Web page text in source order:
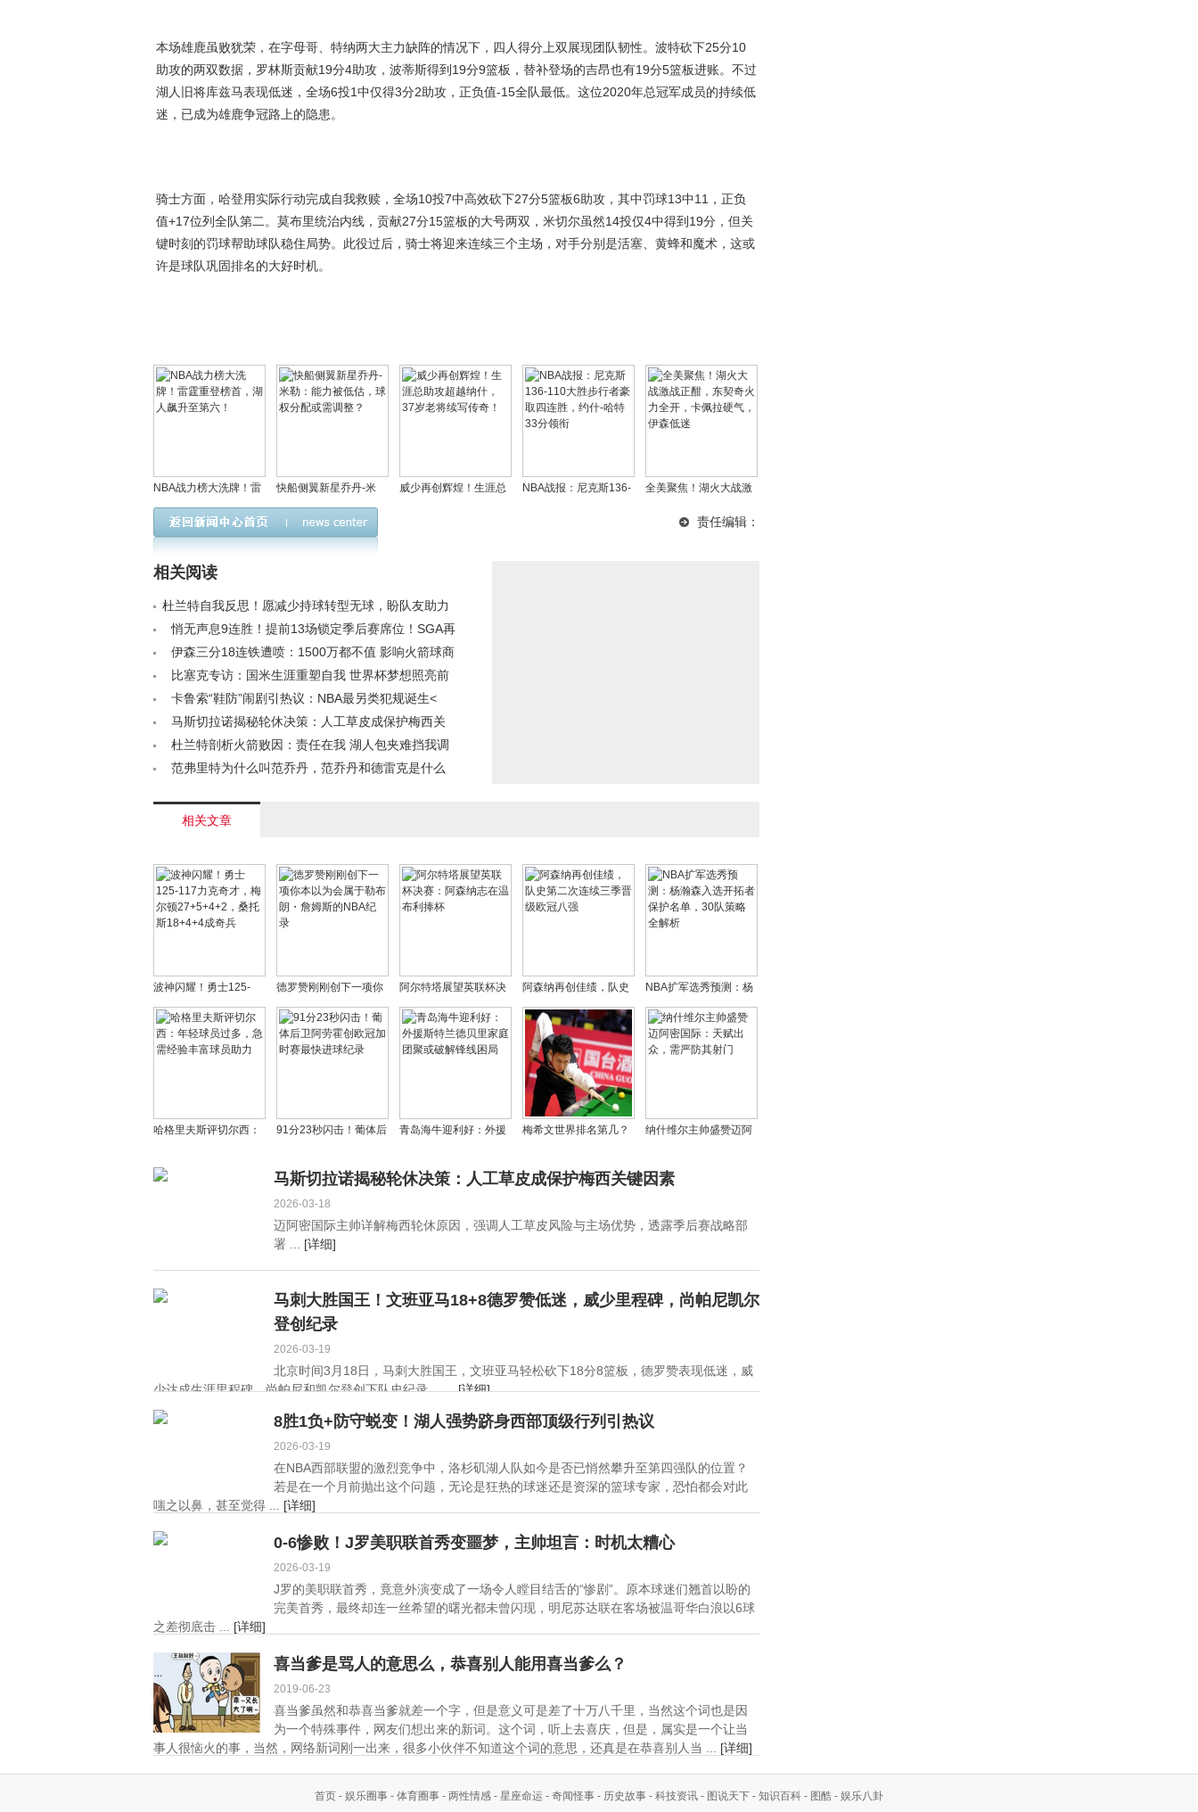
本场雄鹿虽败犹荣，在字母哥、特纳两大主力缺阵的情况下，四人得分上双展现团队韧性。波特砍下25分10
助攻的两双数据，罗林斯贡献19分4助攻，波蒂斯得到19分9篮板，替补登场的吉昂也有19分5篮板进账。不过
湖人旧将库兹马表现低迷，全场6投1中仅得3分2助攻，正负值-15全队最低。这位2020年总冠军成员的持续低
迷，已成为雄鹿争冠路上的隐患。
骑士方面，哈登用实际行动完成自我救赎，全场10投7中高效砍下27分5篮板6助攻，其中罚球13中11，正负
值+17位列全队第二。莫布里统治内线，贡献27分15篮板的大号两双，米切尔虽然14投仅4中得到19分，但关
键时刻的罚球帮助球队稳住局势。此役过后，骑士将迎来连续三个主场，对手分别是活塞、黄蜂和魔术，这或
许是球队巩固排名的大好时机。
NBA战力榜大洗牌！雷
霆重登榜首，湖人飙升
至第六！
快船侧翼新星乔丹-米
勒：能力被低估，球权
威少再创辉煌！生涯总
NBA战报：尼克斯136-
全美聚焦！湖火大战激
开，卡佩拉硬气，伊森
责任编辑：
相关阅读
杜兰特自我反思！愿减少持球转型无球，盼队友助力
破解困境< /a>
悄无声息9连胜！提前13场锁定季后赛席位！SGA再
破NBA纪录，MVP之争已无悬念< /a>
伊森三分18连铁遭喷：1500万都不值 影响火箭球商
先发该给谢泼德< /a>
比塞克专访：国米生涯重塑自我 世界杯梦想照亮前
行路< /a>
卡鲁索“鞋防”闹剧引热议：NBA最另类犯规诞生<
/a> 马斯切拉诺揭秘轮休决策：人工草皮成保护梅西关
键因素< /a>
杜兰特剖析火箭败因：责任在我 湖人包夹难挡我调
整决心< /a>
范弗里特为什么叫范乔丹，范乔丹和德雷克是什么
相关文章
波神闪耀！勇士125-
117力克奇才，梅尔顿
27+5+4+2，桑托斯
18+4+4成奇兵
德罗赞刚刚创下一项你
本以为会属于勒布朗・
詹姆斯的NBA纪录
阿尔特塔展望英联杯决
赛：阿森纳志在温布利
捧杯
阿森纳再创佳绩，队史
第二次连续三季晋级欧
冠八强
NBA扩军选秀预测：杨
瀚森入选开拓者保护名
单，30队策略全解析
哈格里夫斯评切尔西：
验丰富球员助力
91分23秒闪击！葡体后
最快进球纪录
青岛海牛迎利好：外援
或破解锋线困局
梅希文世界排名第几？
照片
纳什维尔主帅盛赞迈阿
严防其射门
马斯切拉诺揭秘轮休决策：人工草皮成保护梅西关键因素
2026-03-18
迈阿密国际主帅详解梅西轮休原因，强调人工草皮风险与主场优势，透露季后赛战略部
署 ... [详细]
马刺大胜国王！文班亚马18+8德罗赞低迷，威少里程碑，尚帕尼凯尔
登创纪录
2026-03-19
北京时间3月18日，马刺大胜国王，文班亚马轻松砍下18分8篮板，德罗赞表现低迷，威
少达成生涯里程碑，尚帕尼和凯尔登创下队史纪录。 ...[详细]
8胜1负+防守蜕变！湖人强势跻身西部顶级行列引热议
2026-03-19
在NBA西部联盟的激烈竞争中，洛杉矶湖人队如今是否已悄然攀升至第四强队的位置？
若是在一个月前抛出这个问题，无论是狂热的球迷还是资深的篮球专家，恐怕都会对此
嗤之以鼻，甚至觉得 ... [详细]
0-6惨败！J罗美职联首秀变噩梦，主帅坦言：时机太糟心
2026-03-19
J罗的美职联首秀，竟意外演变成了一场令人瞠目结舌的“惨剧”。原本球迷们翘首以盼的
完美首秀，最终却连一丝希望的曙光都未曾闪现，明尼苏达联在客场被温哥华白浪以6球
之差彻底击 ... [详细]
喜当爹是骂人的意思么，恭喜别人能用喜当爹么？
2019-06-23
喜当爹虽然和恭喜当爹就差一个字，但是意义可是差了十万八千里，当然这个词也是因
为一个特殊事件，网友们想出来的新词。这个词，听上去喜庆，但是，属实是一个让当
事人很恼火的事，当然，网络新词刚一出来，很多小伙伴不知道这个词的意思，还真是在恭喜别人当 ... [详细]
首页 - 娱乐圈事 - 体育圈事 - 两性情感 - 星座命运 - 奇闻怪事 - 历史故事 - 科技资讯 - 图说天下 - 知识百科 - 图酷 - 娱乐八卦